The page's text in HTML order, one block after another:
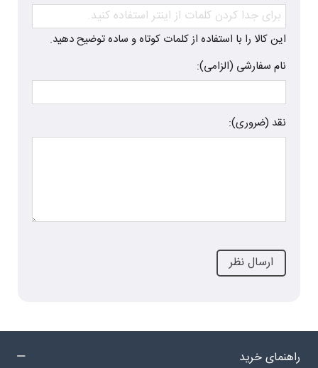
این کالا را با استفاده از کلمات کوتاه و ساده توضیح دهید.
نام سفارشی (الزامی):
نقد (ضروری):
راهنمای خرید